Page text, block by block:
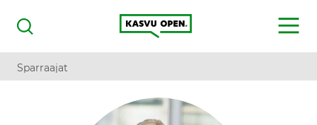
Haku
Kasvu Open
MENU
Sparraajat